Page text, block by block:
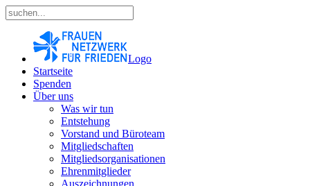
Logo
Startseite
Spenden
Über uns
Was wir tun
Entstehung
Vorstand und Büroteam
Mitgliedschaften
Mitgliedsorganisationen
Ehrenmitglieder
Auszeichnungen